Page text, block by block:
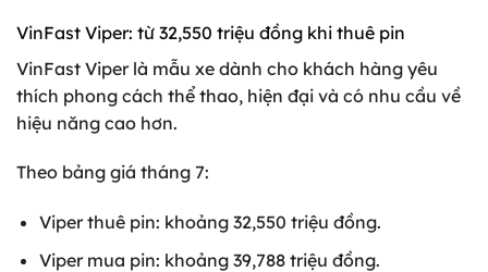
VinFast Viper: từ 32,550 triệu đồng khi thuê pin
VinFast Viper là mẫu xe dành cho khách hàng yêu
thích phong cách thể thao, hiện đại và có nhu cầu về
hiệu năng cao hơn.
Theo bảng giá tháng 7:
Viper thuê pin: khoảng 32,550 triệu đồng.
Viper mua pin: khoảng 39,788 triệu đồng.